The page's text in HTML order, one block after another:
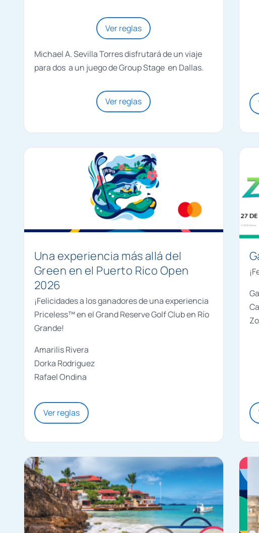
Ver reglas
Michael A. Sevilla Torres disfrutará de un viaje
para dos a un juego de Group Stage en Dallas.
Ver reglas
Una experiencia más allá del
Green en el Puerto Rico Open
2026
¡Felicidades a los ganadores de una experiencia
Priceless™ en el Grand Reserve Golf Club en Río
Grande!
Amarilis Rivera
Dorka Rodriguez
Rafael Ondina
Ver reglas